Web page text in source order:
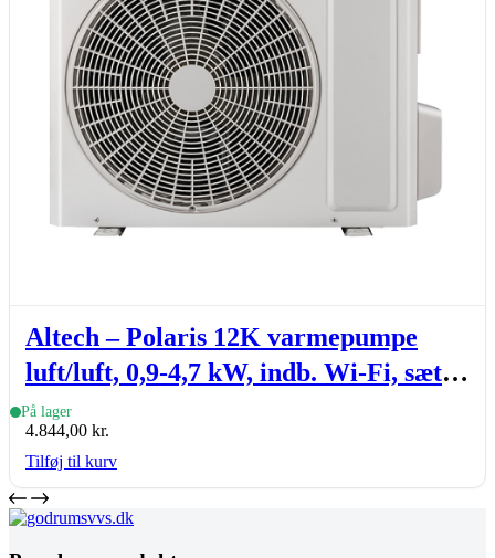
Altech – Polaris 12K varmepumpe
luft/luft, 0,9-4,7 kW, indb. Wi-Fi, sæt
(inde- & udedel.)
På lager
4.844,00 kr.
Tilføj til kurv